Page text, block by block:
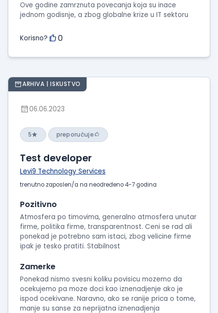
Ove godine zamrznuta povecanja koja su inace
jednom godisnje, a zbog globalne krize u IT sektoru
Korisno? 0
ARHIVA | ISKUSTVO
06.06.2023
5 preporučuje
Test developer
Levi9 Technology Services
trenutno zaposlen/a na neodređeno 4-7 godina
Pozitivno
Atmosfera po timovima, generalno atmosfera unutar
firme, politika firme, transparentnost. Ceni se rad ali
ponekad je potrebno sam istaci, zbog velicine firme
ipak je tesko pratiti. Stabilnost
Zamerke
Ponekad nismo svesni koliku povisicu mozemo da
ocekujemo pa moze doci kao iznenadjenje ako je
ispod ocekivane. Naravno, ako se ranije prica o tome,
manje su sanse za neprijatna iznenadjenja